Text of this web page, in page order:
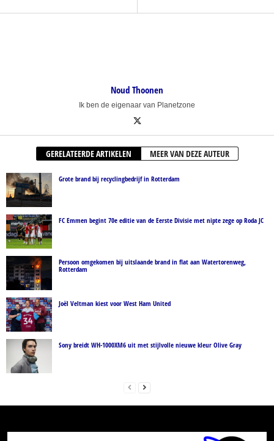
Noud Thoonen
Ik ben de eigenaar van Planetzone
GERELATEERDE ARTIKELEN MEER VAN DEZE AUTEUR
Grote brand bij recyclingbedrijf in Rotterdam
FC Emmen begint 70e editie van de Eerste Divisie met nipte zege op Roda JC
Persoon omgekomen bij uitslaande brand in flat aan Watertorenweg,
Rotterdam
Joël Veltman kiest voor West Ham United
Sony breidt WH-1000XM6 uit met stijlvolle nieuwe kleur Olive Gray